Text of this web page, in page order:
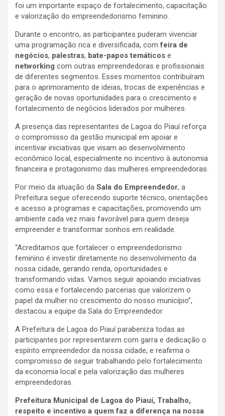
foi um importante espaço de fortalecimento, capacitação
e valorização do empreendedorismo feminino.
Durante o encontro, as participantes puderam vivenciar
uma programação rica e diversificada, comfeira de
negócios, palestras, bate-papos temáticos e
networking com outras empreendedoras e profissionais
de diferentes segmentos. Esses momentos contribuíram
para o aprimoramento de ideias, trocas de experiências e
geração de novas oportunidades para o crescimento e
fortalecimento de negócios liderados por mulheres.
A presença das representantes de Lagoa do Piauí reforça
o compromisso da gestão municipal em apoiar e
incentivar iniciativas que visam ao desenvolvimento
econômico local, especialmente no incentivo à autonomia
financeira e protagonismo das mulheres empreendedoras.
Por meio da atuação da Sala do Empreendedor, a
Prefeitura segue oferecendo suporte técnico, orientações
e acesso a programas e capacitações, promovendo um
ambiente cada vez mais favorável para quem deseja
empreender e transformar sonhos em realidade.
“Acreditamos que fortalecer o empreendedorismo
feminino é investir diretamente no desenvolvimento da
nossa cidade, gerando renda, oportunidades e
transformando vidas. Vamos seguir apoiando iniciativas
como essa e fortalecendo parcerias que valorizem o
papel da mulher no crescimento do nosso município”,
destacou a equipe da Sala do Empreendedor.
A Prefeitura de Lagoa do Piauí parabeniza todas as
participantes por representarem com garra e dedicação o
espírito empreendedor da nossa cidade, e reafirma o
compromisso de seguir trabalhando pelo fortalecimento
da economia local e pela valorização das mulheres
empreendedoras.
Prefeitura Municipal de Lagoa do Piauí, Trabalho,
respeito e incentivo a quem faz a diferença na nossa